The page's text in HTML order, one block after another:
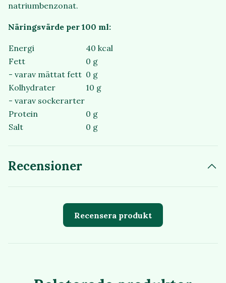
natriumbenzonat.
Näringsvärde per 100 ml:
Energi
40 kcal
Fett
0 g
- varav mättat fett 0 g
Kolhydrater
10 g
- varav sockerarter
Protein
0 g
Salt
0 g
Recensioner
Recensera produkt